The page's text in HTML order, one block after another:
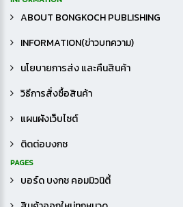
ABOUT BONGKOCH PUBLISHING
INFORMATION(ข่าวบทความ)
นโยบายการส่ง และคืนสินค้า
วิธีการสั่งซื้อสินค้า
แผนผังเว็บไซต์
ติดต่อบงกช
PAGES
บอร์ด บงกช คอมมิวนิตี้